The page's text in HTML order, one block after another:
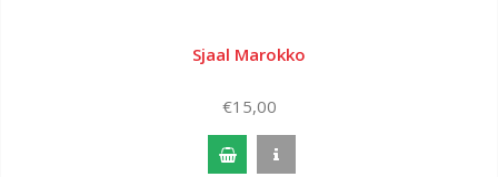
Sjaal Marokko
€15,00